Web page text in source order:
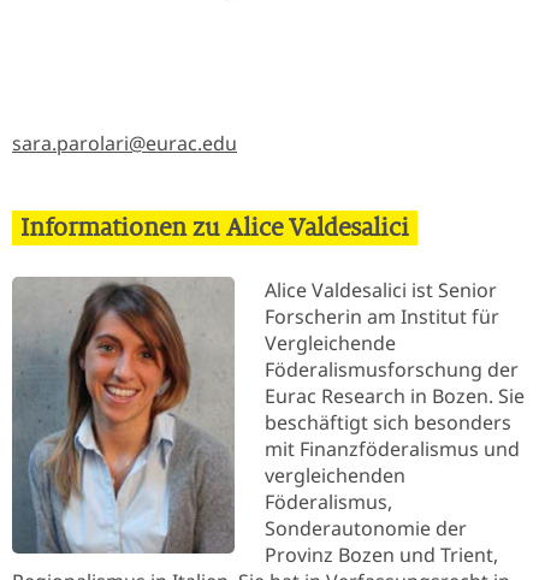
sara.parolari@eurac.edu
Informationen zu Alice Valdesalici
Alice Valdesalici ist Senior
Forscherin am Institut für
Vergleichende
Föderalismusforschung der
Eurac Research in Bozen. Sie
beschäftigt sich besonders
mit Finanzföderalismus und
vergleichenden
Föderalismus,
Sonderautonomie der
Provinz Bozen und Trient,